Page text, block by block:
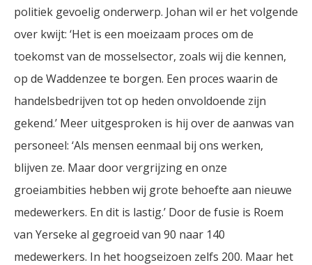
politiek gevoelig onderwerp. Johan wil er het volgende
over kwijt: ‘Het is een moeizaam proces om de
toekomst van de mosselsector, zoals wij die kennen,
op de Waddenzee te borgen. Een proces waarin de
handelsbedrijven tot op heden onvoldoende zijn
gekend.’ Meer uitgesproken is hij over de aanwas van
personeel: ‘Als mensen eenmaal bij ons werken,
blijven ze. Maar door vergrijzing en onze
groeiambities hebben wij grote behoefte aan nieuwe
medewerkers. En dit is lastig.’ Door de fusie is Roem
van Yerseke al gegroeid van 90 naar 140
medewerkers. In het hoogseizoen zelfs 200. Maar het